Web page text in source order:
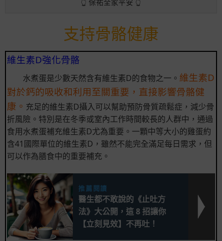
支持骨骼健康
維生素D強化骨骼
水煮蛋是少數天然含有維生素D的食物之一。 維生素D
對於鈣的吸收和利用至關重要，直接影響骨骼健
康。 充足的維生素D攝入可以幫助預防骨質疏鬆症，減少骨
折風險。特別是在冬季或室內工作時間較長的人群中，通過
食用水煮蛋補充維生素D尤為重要。一顆中等大小的雞蛋約
含41國際單位的維生素D，雖然不能完全滿足每日需求，但
可以作為膳食中的重要補充。
推薦閱讀
醫生都不敢說的《止吐方
法》大公開，這 8 招讓你
【立刻見效】不再吐！